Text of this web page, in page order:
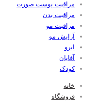
مراقبت پوست صورت
مراقبت بدن
مراقبت مو
آرایش مو
ابرو
آقایان
کودک
خانه
فروشگاه